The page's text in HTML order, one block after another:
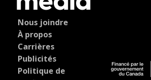
Nous joindre
À propos
Carrières
Publicités
Politique de